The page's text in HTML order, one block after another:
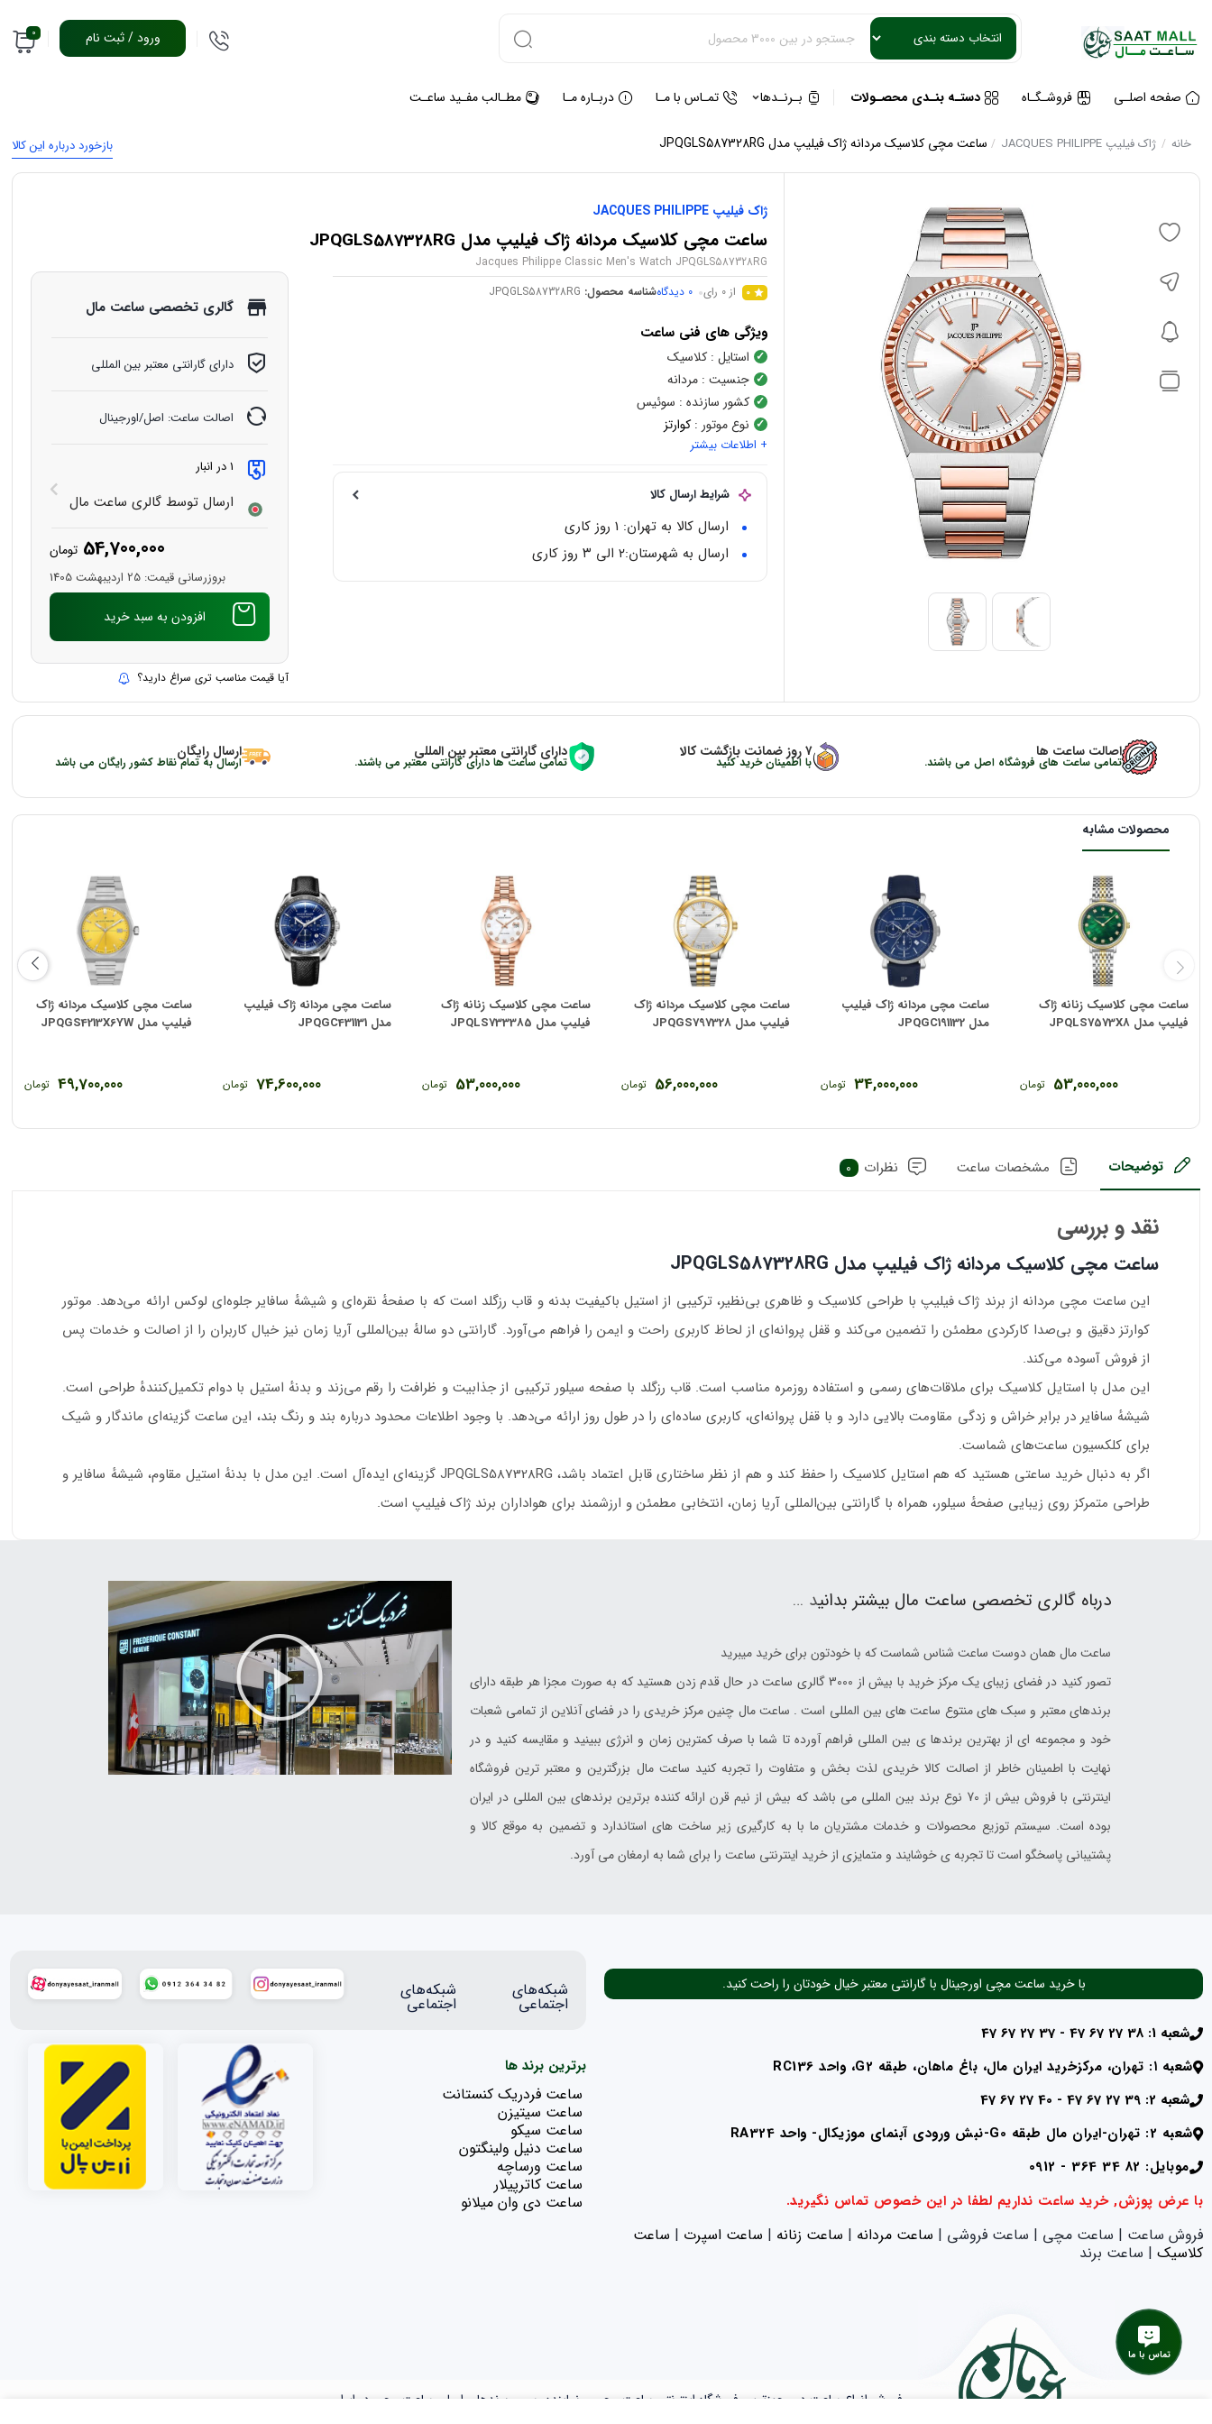
ورود / ثبت نام 0
صفحه اصلـی فروشـگـاه دستـه بنـدی محصـولات بـرنـدها تمـاس با مـا دربـاره مـا مطـالب مفـید ساعـت
بازخورد درباره این کالا خانه / ژاک فیلیپ JACQUES PHILIPPE / ساعت مچی کلاسیک مردانه ژاک فیلیپ مدل JPQGLS587328RG
ژاک فیلیپ JACQUES PHILIPPE
ساعت مچی کلاسیک مردانه ژاک فیلیپ مدل JPQGLS587328RG
Jacques Philippe Classic Men's Watch JPQGLS587328RG
0 از 0 رای 0 دیدگاهشناسه محصول: JPQGLS587328RG
ویژگی های فنی ساعت
استایل : کلاسیک
جنسیت : مردانه
کشور سازنده : سوئیس
نوع موتور :کوارتز
شکل قاب:گرد
جنس بدنه: استیل
رنگ قاب: رزگلد,
سیلور
رنگ بند: اطلاعاتی موجود نیست
+ اطلاعات بیشتر
شرایط ارسال کالا
ارسال کالا به تهران: 1 روز کاری
ارسال به شهرستان:‌۲ الی ۳ روز کاری
گالری تخصصی ساعت مال
دارای گارانتی معتبر بین المللی
اصالت ساعت: اصل/اورجینال
1 در انبار
ارسال توسط گالری ساعت مال
54,700,000 تومان
بروزرسانی قیمت: 25 اردیبهشت 1405
افزودن به سبد خرید
آیا قیمت مناسب تری سراغ دارید؟
اصالت ساعت ها
تمامی ساعت های فروشگاه اصل می باشند.
۷ روز ضمانت بازگشت کالا
با اطمینان خرید کنید
دارای گارانتی معتبر بین المللی
تمامی ساعت ها دارای گارانتی معتبر می باشند.
ارسال رایگان
ارسال به تمام نقاط کشور رایگان می باشد
محصولات مشابه
ساعت مچی کلاسیک زنانه ژاک
فیلیپ مدل JPQLS7573X8
53,000,000 تومان
ساعت مچی مردانه ژاک فیلیپ
مدل JPQGC191132
34,000,000 تومان
ساعت مچی کلاسیک مردانه ژاک
فیلیپ مدل JPQGS797328
56,000,000 تومان
ساعت مچی کلاسیک زنانه ژاک
فیلیپ مدل JPQLS733385
53,000,000 تومان
ساعت مچی مردانه ژاک فیلیپ
مدل JPQGC431131
74,600,000 تومان
ساعت مچی کلاسیک مردانه ژاک
فیلیپ مدل JPQGS4213X6YW
49,700,000 تومان
توضیحات مشخصات ساعت نظرات 0
نقد و بررسی
ساعت مچی کلاسیک مردانه ژاک فیلیپ مدل JPQGLS587328RG
این ساعت مچی مردانه از برند ژاک فیلیپ با طراحی کلاسیک و ظاهری بی‌نظیر، ترکیبی از استیل باکیفیت بدنه و قاب رزگلد است که با صفحهٔ نقره‌ای و شیشهٔ سافایر جلوه‌ای لوکس ارائه می‌دهد. موتور
کوارتز دقیق و بی‌صدا کارکردی مطمئن را تضمین می‌کند و قفل پروانه‌ای از لحاظ کاربری راحت و ایمن را فراهم می‌آورد. گارانتی دو سالهٔ بین‌المللی آریا زمان نیز خیال کاربران را از اصالت و خدمات پس
از فروش آسوده می‌کند.
این مدل با استایل کلاسیک برای ملاقات‌های رسمی و استفاده روزمره مناسب است. قاب رزگلد با صفحه سیلور ترکیبی از جذابیت و ظرافت را رقم می‌زند و بدنهٔ استیل با دوام تکمیل‌کنندهٔ طراحی است.
شیشهٔ سافایر در برابر خراش و زدگی مقاومت بالایی دارد و با قفل پروانه‌ای، کاربری ساده‌ای را در طول روز ارائه می‌دهد. با وجود اطلاعات محدود درباره بند و رنگ بند، این ساعت گزینه‌ای ماندگار و شیک
برای کلکسیون ساعت‌های شماست.
اگر به دنبال خرید ساعتی هستید که هم استایل کلاسیک را حفظ کند و هم از نظر ساختاری قابل اعتماد باشد، JPQGLS587328RG گزینه‌ای ایده‌آل است. این مدل با بدنهٔ استیل مقاوم، شیشهٔ سافایر و
طراحی متمرکز روی زیبایی صفحهٔ سیلور، همراه با گارانتی بین‌المللی آریا زمان، انتخابی مطمئن و ارزشمند برای هواداران برند ژاک فیلیپ است.
درباه گالری تخصصی ساعت مال بیشتر بدانید …
ساعت مال همان دوست ساعت شناس شماست که با خودتون برای خرید میبرید
تصور کنید در فضای زیبای یک مرکز خرید با بیش از 3000 گالری ساعت در حال قدم زدن هستید که به صورت مجزا هر طبقه دارای
برندهای معتبر و سبک های منتوع ساعت های بین المللی است . ساعت مال چنین مرکز خریدی را در فضای آنلاین از تمامی شعبات
خود و مجموعه ای از بهترین برندها ی بین المللی فراهم آورده تا شما با صرف کمترین زمان و انرژی ببینید و مقایسه کنید و در
نهایت با اطمینان خاطر از اصالت کالا خریدی لذت بخش و متفاوت را تجربه کنید ساعت مال بزرگترین و معتبر ترین فروشگاه
اینترنتی با فروش بیش از 70 نوع برند بین المللی می باشد که بیش از نیم قرن ارائه کننده برترین برندهای بین المللی در ایران
بوده است. سیستم توزیع محصولات و خدمات مشتریان ما با به کارگیری زیر ساخت های استاندارد و تضمین به موقع کالا و
پشتیبانی پاسخگو است تا تجربه ی خوشایند و متمایزی از خرید اینترنتی ساعت را برای شما به ارمغان می آورد.
با خرید ساعت مچی اورجینال با گارانتی معتبر خیال خودتان را راحت کنید.
شعبه 1: 38 27 67 47 - 37 27 67 47
شعبه ۱: تهران، مرکزخرید ایران مال، باغ ماهان، طبقه G2، واحد RC136
شعبه 2: 39 27 67 47 - 40 27 67 47
شعبه 2: تهران-ایران مال طبقه G0-نبش ورودی آبنمای موزیکال- واحد RA324
موبایل: 82 34 364 - 0912
با عرض پوزش, خرید ساعت نداریم لطفا در این خصوص تماس نگیرید.
فروش ساعت | ساعت مچی | ساعت فروشی | ساعت مردانه | ساعت زنانه |‌ ساعت اسپرت |‌ ساعت
کلاسیک | ساعت برند
شبکه‌های
اجتماعی
شبکه‌های
اجتماعی
برترین برند ها
ساعت فردریک کنستانت
ساعت سیتیزن
ساعت سیکو
ساعت دنیل ولینگتون
ساعت ورساچه
ساعت کاترپیلار
ساعت دی وان میلانو
فروش انواع ساعت در مجهزترین فروشگاه اینترنتی ساعت مچی و نماینده رسمی برندهای اصلی ساعت مچی در ایران
تماس با ما